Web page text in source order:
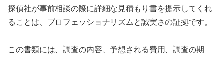
探偵社が事前相談の際に詳細な見積もり書を提示してくれ
ることは、プロフェッショナリズムと誠実さの証拠です。
この書類には、調査の内容、予想される費用、調査の期